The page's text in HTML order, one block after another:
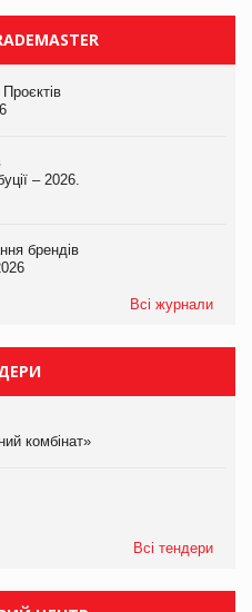
– 2026.
брендів
Всі журнали
комбінат»
Всі тендери